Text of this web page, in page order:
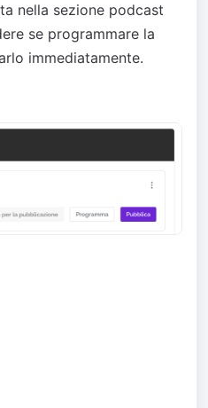
nella sezione podcast
se programmare la
immediatamente.